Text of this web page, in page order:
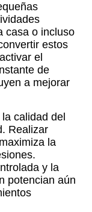
casa o incluso
estos
el
de
a mejorar
calidad del
Realizar
maximiza la
y la
potencian aún